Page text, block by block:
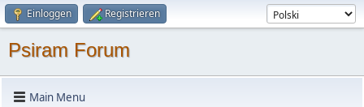
Einloggen Registrieren
Psiram Forum
Main Menu